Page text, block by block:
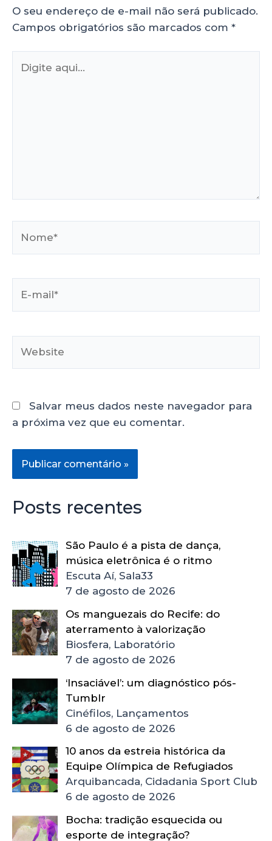
O seu endereço de e-mail não será publicado.
Campos obrigatórios são marcados com *
Salvar meus dados neste navegador para
a próxima vez que eu comentar.
Posts recentes
São Paulo é a pista de dança,
música eletrônica é o ritmo
Escuta Aí, Sala33
7 de agosto de 2026
Os manguezais do Recife: do
aterramento à valorização
Biosfera, Laboratório
7 de agosto de 2026
‘Insaciável’: um diagnóstico pós-
Tumblr
Cinéfilos, Lançamentos
6 de agosto de 2026
10 anos da estreia histórica da
Equipe Olímpica de Refugiados
Arquibancada, Cidadania Sport Club
6 de agosto de 2026
Bocha: tradição esquecida ou
esporte de integração?